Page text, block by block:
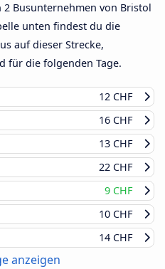
2 Busunternehmen von Bristol
unten findest du die
auf dieser Strecke,
für die folgenden Tage.
12 CHF
16 CHF
13 CHF
22 CHF
9 CHF
10 CHF
14 CHF
anzeigen